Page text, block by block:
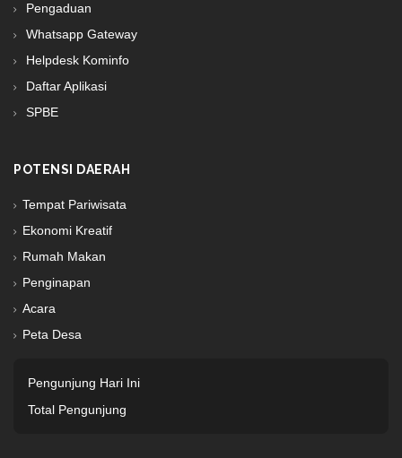
Pengaduan
Whatsapp Gateway
Helpdesk Kominfo
Daftar Aplikasi
SPBE
POTENSI DAERAH
Tempat Pariwisata
Ekonomi Kreatif
Rumah Makan
Penginapan
Acara
Peta Desa
Pengunjung Hari Ini
Total Pengunjung